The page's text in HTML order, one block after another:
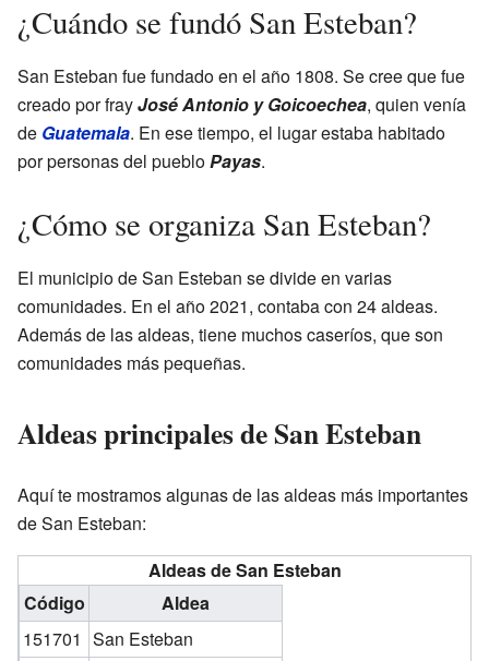
¿Cuándo se fundó San Esteban?
San Esteban fue fundado en el año 1808. Se cree que fue
creado por frayJosé Antonio y Goicoechea, quien venía
de Guatemala. En ese tiempo, el lugar estaba habitado
por personas del puebloPayas.
¿Cómo se organiza San Esteban?
El municipio de San Esteban se divide en varias
comunidades. En el año 2021, contaba con 24 aldeas.
Además de las aldeas, tiene muchos caseríos, que son
comunidades más pequeñas.
Aldeas principales de San Esteban
Aquí te mostramos algunas de las aldeas más importantes
de San Esteban:
Aldeas de San Esteban
Código
Aldea
151701 San Esteban